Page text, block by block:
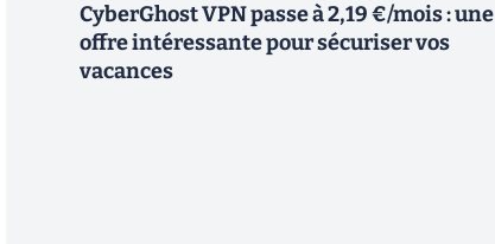
CyberGhost VPN passe à 2,19 €/mois : une
offre intéressante pour sécuriser vos
vacances